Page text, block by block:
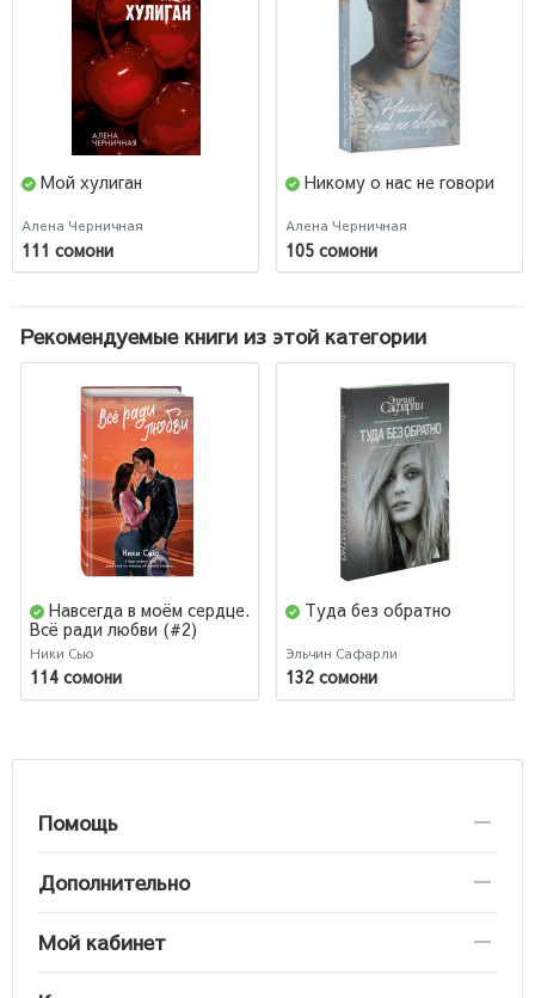
Мой хулиган
Алена Черничная
111 сомони
Никому о нас не говори
Алена Черничная
105 сомони
Рекомендуемые книги из этой категории
Навсегда в моём сердце.
Всё ради любви (#2)
Ники Сью
114 сомони
Туда без обратно
Эльчин Сафарли
132 сомони
Помощь
Дополнительно
Мой кабинет